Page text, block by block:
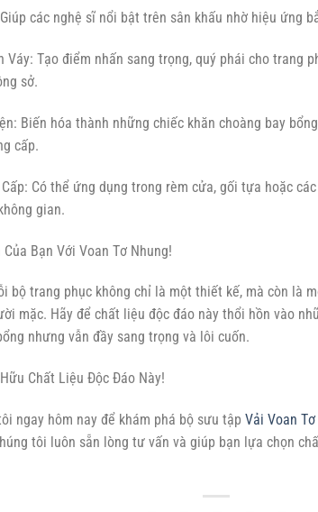
các nghệ sĩ nổi bật trên sân khấu nhờ hiệu ứng
Váy: Tạo điểm nhấn sang trọng, quý phái cho trang
sở.
Biến hóa thành những chiếc khăn choàng bay
cấp.
Có thể ứng dụng trong rèm cửa, gối tựa hoặc
gian.
Bạn Với Voan Tơ Nhung!
bộ trang phục không chỉ là một thiết kế, mà còn là
mặc. Hãy để chất liệu độc đáo này thổi hồn vào
nhưng vẫn đầy sang trọng và lôi cuốn.
Chất Liệu Độc Đáo Này!
ngay hôm nay để khám phá bộ sưu tập Vải Voan
tôi luôn sẵn lòng tư vấn và giúp bạn lựa chọn